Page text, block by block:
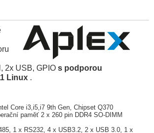
2x USB, GPIO s podporou
Linux .
Core i3,i5,i7 9th Gen, Chipset Q370
paměť 2 x 260 pin DDR4 SO-DIMM
1 x RS232, 4 x USB3.2, 2 x USB 3.0, 1 x